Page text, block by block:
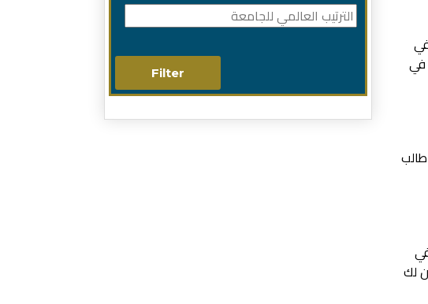
في
حيث يبلغ عدد طلابها ما يقارب 9.500 طالب حسب احصائية الجامعة لعام 2019 – 2020 , وما يقارب 8.500 طالب
لك